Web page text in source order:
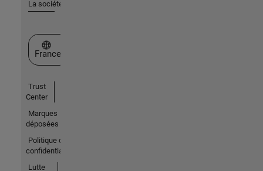
La société
Sélectionner un site web
France
Trust
Center
Marques
déposées
Politique de
confidentialité
Lutte